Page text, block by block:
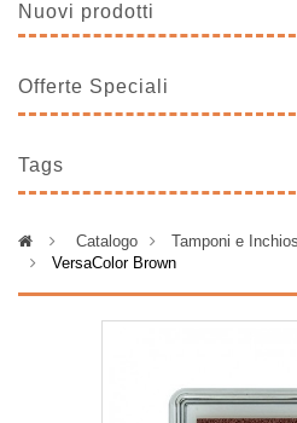
Nuovi prodotti
Offerte Speciali
Tags
> Catalogo > Tamponi e
>
VersaColor Brown